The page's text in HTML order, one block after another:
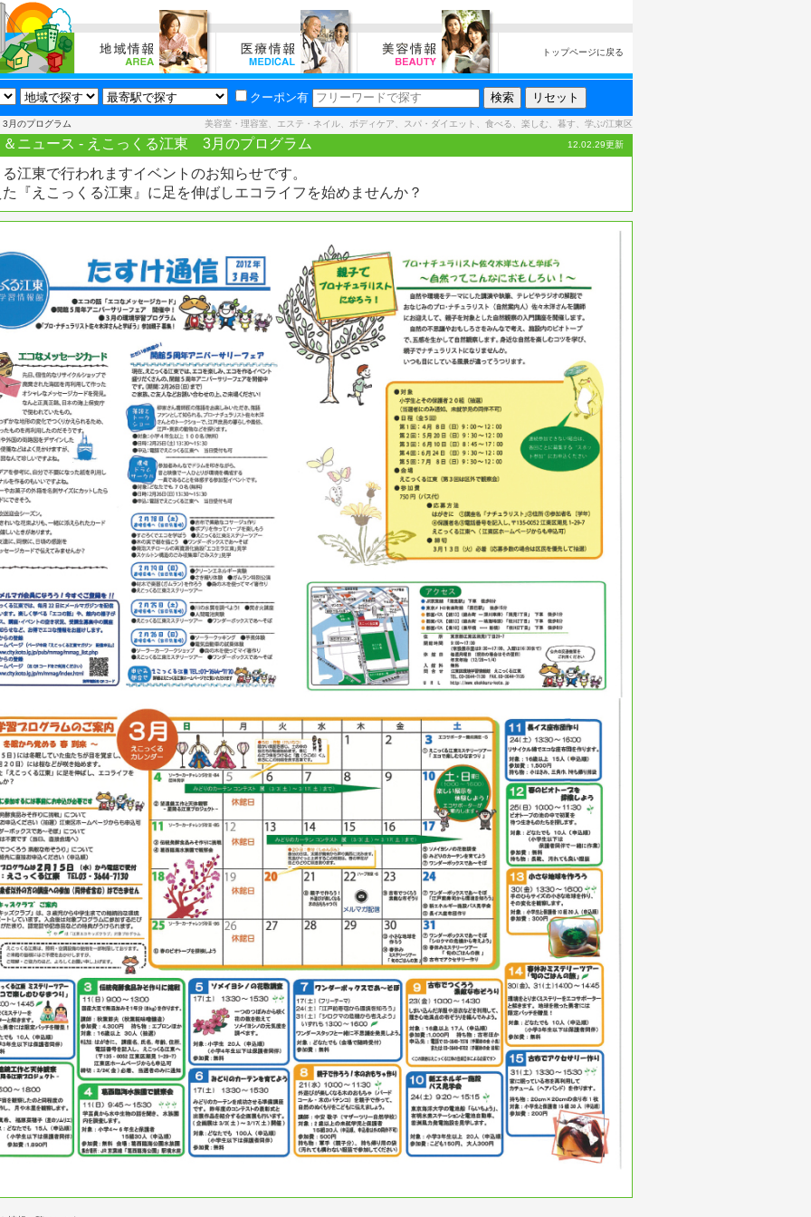
トップページに戻る
クーポン有
月のプログラム 美容室・理容室、エステ・ネイル、ボディケア、スパ・ダイエット、食べる、楽しむ、暮す、学ぶ/江東区
＆ニュース - えこっくる江東 3月のプログラム 12.02.29更新
江東で行われますイベントのお知らせです。
『えこっくる江東』に足を伸ばしエコライフを始めませんか？